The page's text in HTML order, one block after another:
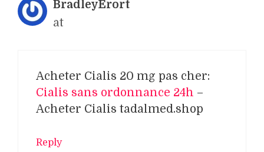
BradleyErort
at
Acheter Cialis 20 mg pas cher:
Cialis sans ordonnance 24h –
Acheter Cialis tadalmed.shop
Reply